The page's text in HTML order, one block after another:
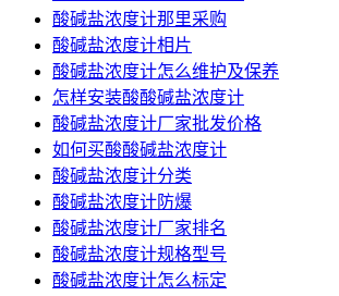
酸碱盐浓度计那里采购
酸碱盐浓度计相片
酸碱盐浓度计怎么维护及保养
怎样安装酸酸碱盐浓度计
酸碱盐浓度计厂家批发价格
如何买酸酸碱盐浓度计
酸碱盐浓度计分类
酸碱盐浓度计防爆
酸碱盐浓度计厂家排名
酸碱盐浓度计规格型号
酸碱盐浓度计怎么标定